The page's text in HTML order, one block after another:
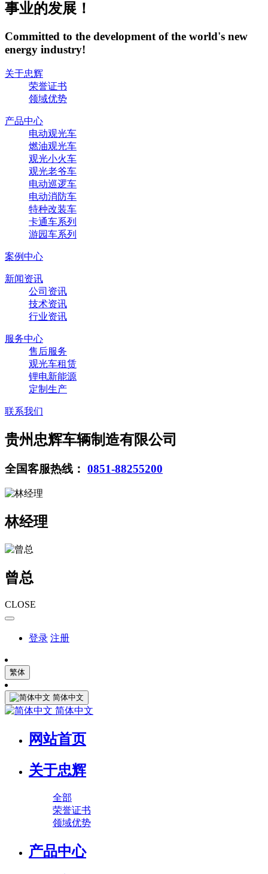
事业的发展！
Committed to the development of the world's new
energy industry!
关于忠辉
荣誉证书
领域优势
产品中心
电动观光车
燃油观光车
观光小火车
观光老爷车
电动巡逻车
电动消防车
特种改装车
卡通车系列
游园车系列
案例中心
新闻资讯
公司资讯
技术资讯
行业资讯
服务中心
售后服务
观光车租赁
锂电新能源
定制生产
联系我们
贵州忠辉车辆制造有限公司
全国客服热线： 0851-88255200
林经理
曾总
CLOSE
登录 注册
繁体
简体中文
简体中文
网站首页
关于忠辉
全部
荣誉证书
领域优势
产品中心